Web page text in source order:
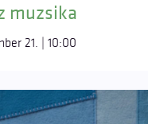
muzsika
21. | 10:00